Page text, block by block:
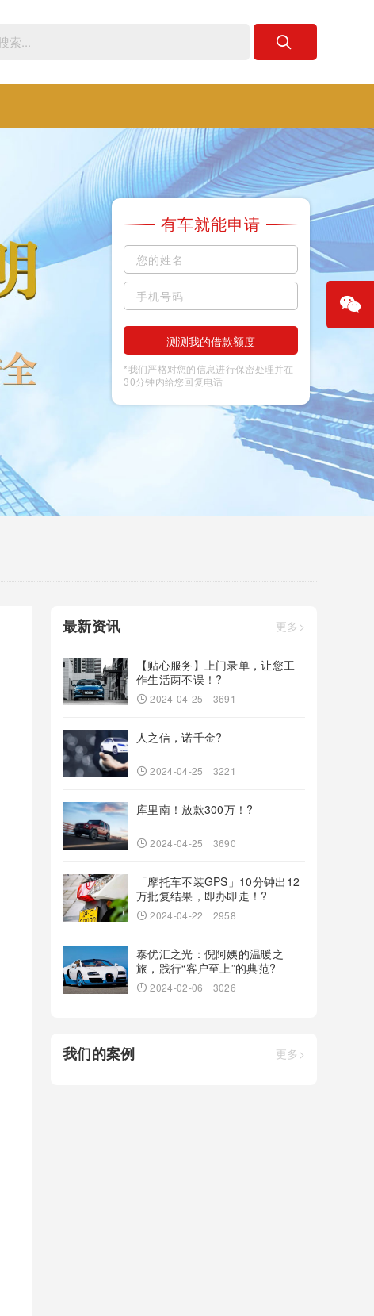
有车就能申请
测测我的借款额度
*我们严格对您的信息进行保密处理并在
30分钟内给您回复电话
最新资讯 更多>
【贴心服务】上门录单，让您工
作生活两不误！?
2024-04-25 3691
人之信，诺千金?
2024-04-25 3221
库里南！放款300万！?
2024-04-25 3690
「摩托车不装GPS」10分钟出12
万批复结果，即办即走！?
2024-04-22 2958
泰优汇之光：倪阿姨的温暖之
旅，践行“客户至上”的典范?
2024-02-06 3026
我们的案例 更多>